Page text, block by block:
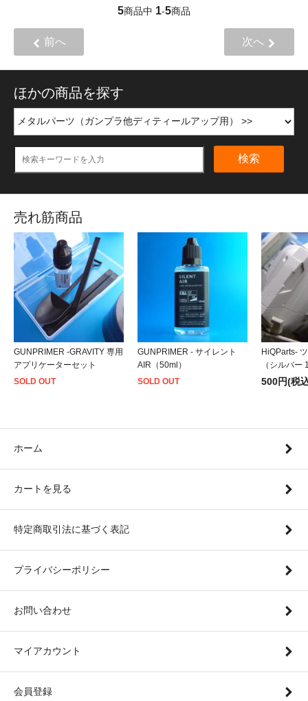
5商品中 1-5商品
前へ 次へ
ほかの商品を探す
検索
売れ筋商品
GUNPRIMER -GRAVITY 専用
アプリケーターセット
SOLD OUT
GUNPRIMER - サイレント
AIR（50ml）
SOLD OUT
HiQParts-
（シルバー
500円(税
ホーム
カートを見る
特定商取引法に基づく表記
プライバシーポリシー
お問い合わせ
マイアカウント
会員登録